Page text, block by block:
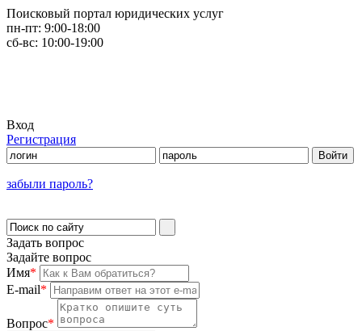
Поисковый портал юридических услуг
пн-пт: 9:00-18:00
сб-вс: 10:00-19:00
Вход
Регистрация
забыли пароль?
Задать вопрос
Задайте вопрос
Имя*
E-mail*
Вопрос*